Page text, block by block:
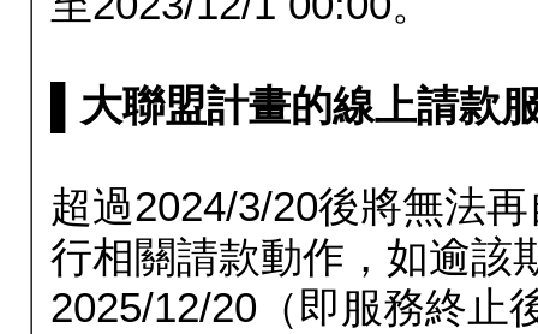
▌大聯盟計畫的線上請款
超過2024/3/20後將無法
行相關請款動作，如逾該
2025/12/20（即服務終止